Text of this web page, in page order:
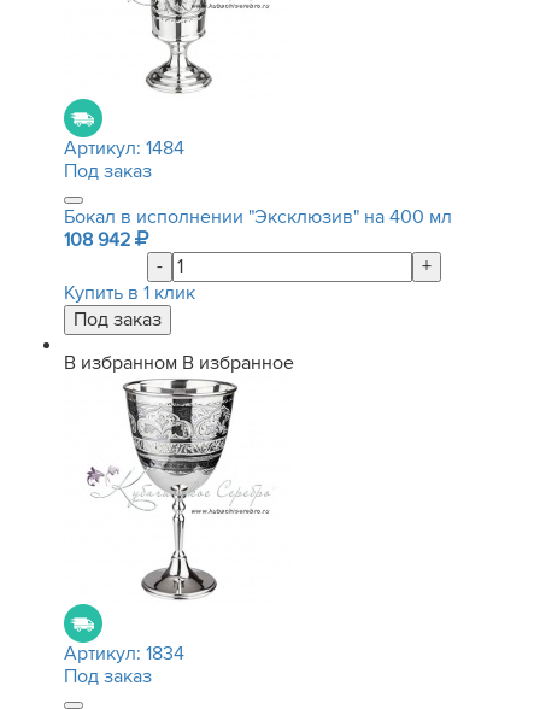
Артикул: 1484
Под заказ
Бокал в исполнении "Эксклюзив" на 400 мл
108 942
-
+
Купить в 1 клик
В избранном В избранное
Артикул: 1834
Под заказ